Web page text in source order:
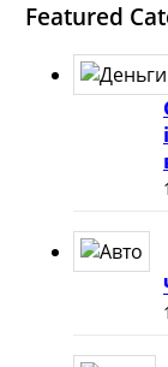
Featured